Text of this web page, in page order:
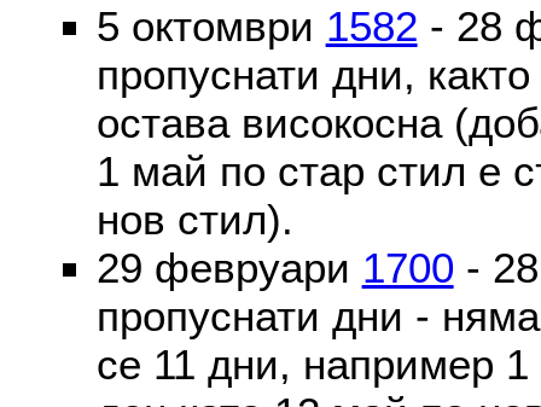
5 октомври 1582 - 28
пропуснати дни,
остава високосна
1 май по стар стил е
нов стил).
29 февруари 1700 -
пропуснати дни -
се 11 дни, например